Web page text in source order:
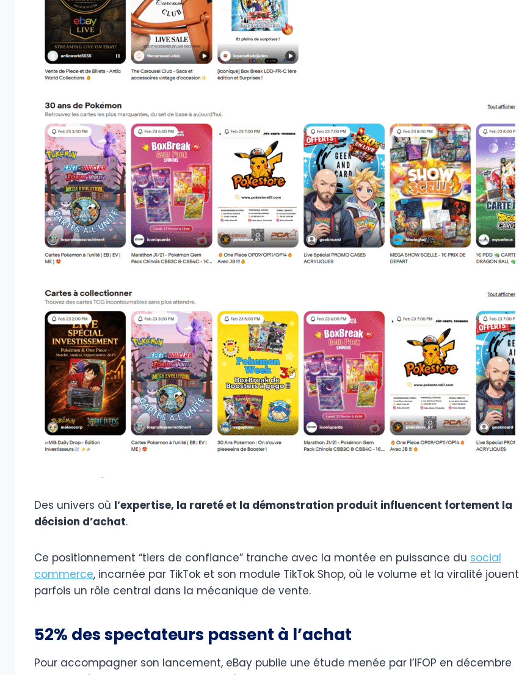
Des univers où l’expertise, la rareté et la démonstration produit influencent fortement la
décision d’achat.
Ce positionnement “tiers de confiance” tranche avec la montée en puissance du social
commerce, incarnée par TikTok et son module TikTok Shop, où le volume et la viralité jouent
parfois un rôle central dans la mécanique de vente.
52% des spectateurs passent à l’achat
Pour accompagner son lancement, eBay publie une étude menée par l’IFOP en décembre